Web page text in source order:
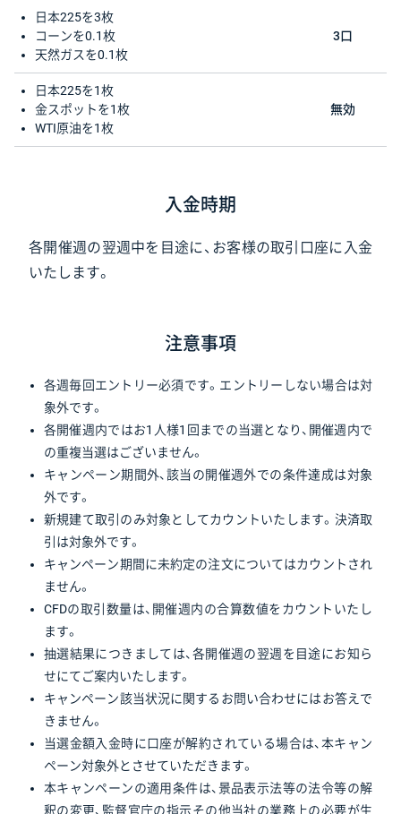
日本225を3枚
コーンを0.1枚
天然ガスを0.1枚
3口
日本225を1枚
金スポットを1枚
WTI原油を1枚
無効
入金時期
各開催週の翌週中を目途に、お客様の取引口座に入金
いたします。
注意事項
各週毎回エントリー必須です。エントリーしない場合は対
象外です。
各開催週内ではお1人様1回までの当選となり、開催週内で
の重複当選はございません。
キャンペーン期間外、該当の開催週外での条件達成は対象
外です。
新規建て取引のみ対象としてカウントいたします。決済取
引は対象外です。
キャンペーン期間に未約定の注文についてはカウントされ
ません。
CFDの取引数量は、開催週内の合算数値をカウントいたし
ます。
抽選結果につきましては、各開催週の翌週を目途にお知ら
せにてご案内いたします。
キャンペーン該当状況に関するお問い合わせにはお答えで
きません。
当選金額入金時に口座が解約されている場合は、本キャン
ペーン対象外とさせていただきます。
本キャンペーンの適用条件は、景品表示法等の法令等の解
釈の変更、監督官庁の指示その他当社の業務上の必要が生